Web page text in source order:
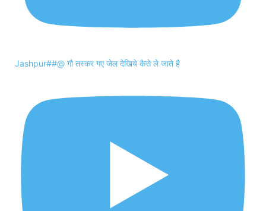
Jashpur##@ गौ तस्कर गए जेल देखिये कैसे ले जाते है